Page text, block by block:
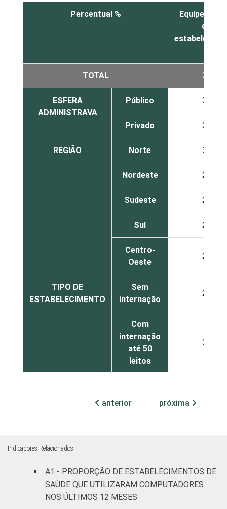
Percentual %
Equipe
do
TOTAL 26
ESFERA
ADMINISTRAVA
Público 30
Privado 23
REGIÃO Norte 35
Nordeste 26
Sudeste 25
Sul 28
Centro-
Oeste
24
TIPO DE
ESTABELECIMENTO
Sem
internação
23
Com
internação
até 50
leitos
33
internação,
mais de 50
diagnose e
terapia
anterior próxima
Indicadores Relacionados
A1 - PROPORÇÃO DE ESTABELECIMENTOS DE
SAÚDE QUE UTILIZARAM COMPUTADORES
NOS ÚLTIMOS 12 MESES